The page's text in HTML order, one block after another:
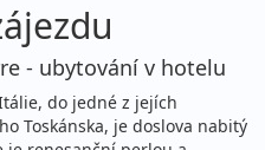
- ubytování v hotelu
do jedné z jejích
Toskánska, je doslova nabitý